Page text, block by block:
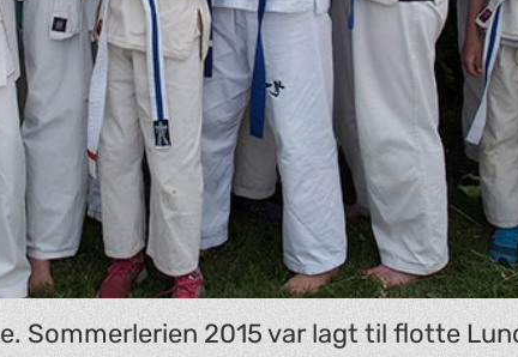
Sommerlerien 2015 var lagt til flotte